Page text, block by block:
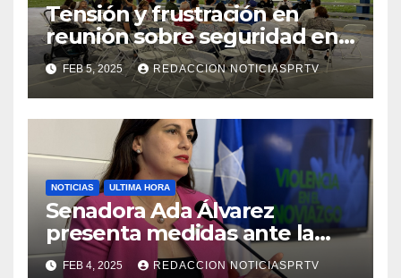
Tensión y frustración en
reunión sobre seguridad en
Reparto Metropolitano
FEB 5, 2025 REDACCION NOTICIASPRTV
NOTICIAS ULTIMA HORA
Senadora Ada Álvarez
presenta medidas ante la
violencia en el noviazgo
FEB 4, 2025 REDACCION NOTICIASPRTV